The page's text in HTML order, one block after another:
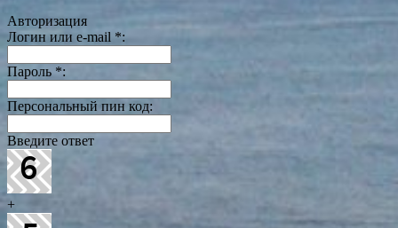
Авторизация
Логин или e-mail *:
Пароль *:
Персональный пин код:
Введите ответ
+